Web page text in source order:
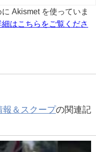
Akismet を使っていま
はこちらをご覧くださ
報＆スクープの関連記